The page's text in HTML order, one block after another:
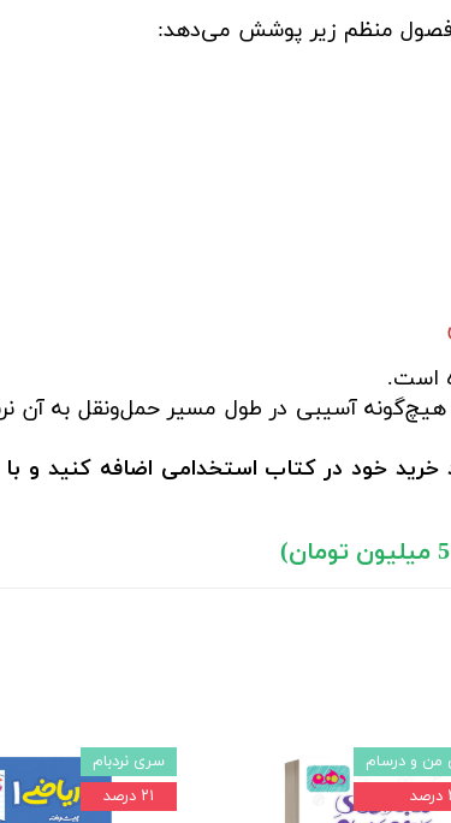
فصول منظم زیر پوشش می‌دهد:
است.
هیچ‌گونه آسیبی در طول مسیر حمل‌ونقل به آن
خود در کتاب استخدامی اضافه کنید و با
من و درسام
سری نردبام
۲۱ درصد